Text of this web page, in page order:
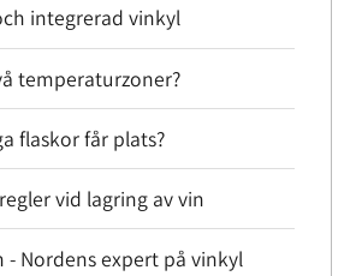
integrerad vinkyl
temperaturzoner?
flaskor får plats?
vid lagring av vin
- Nordens expert på vinkyl